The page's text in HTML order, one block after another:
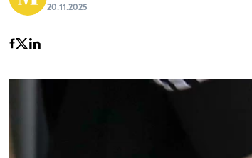
20.11.2025